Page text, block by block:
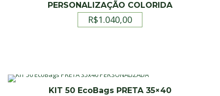
PERSONALIZAÇÃO COLORIDA
R$1.040,00
KIT 50 EcoBags PRETA 35×40